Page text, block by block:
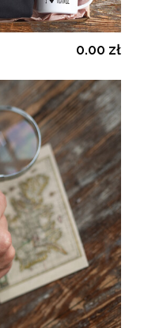
0.00 zł